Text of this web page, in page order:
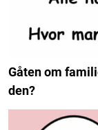
Gåten om
den?